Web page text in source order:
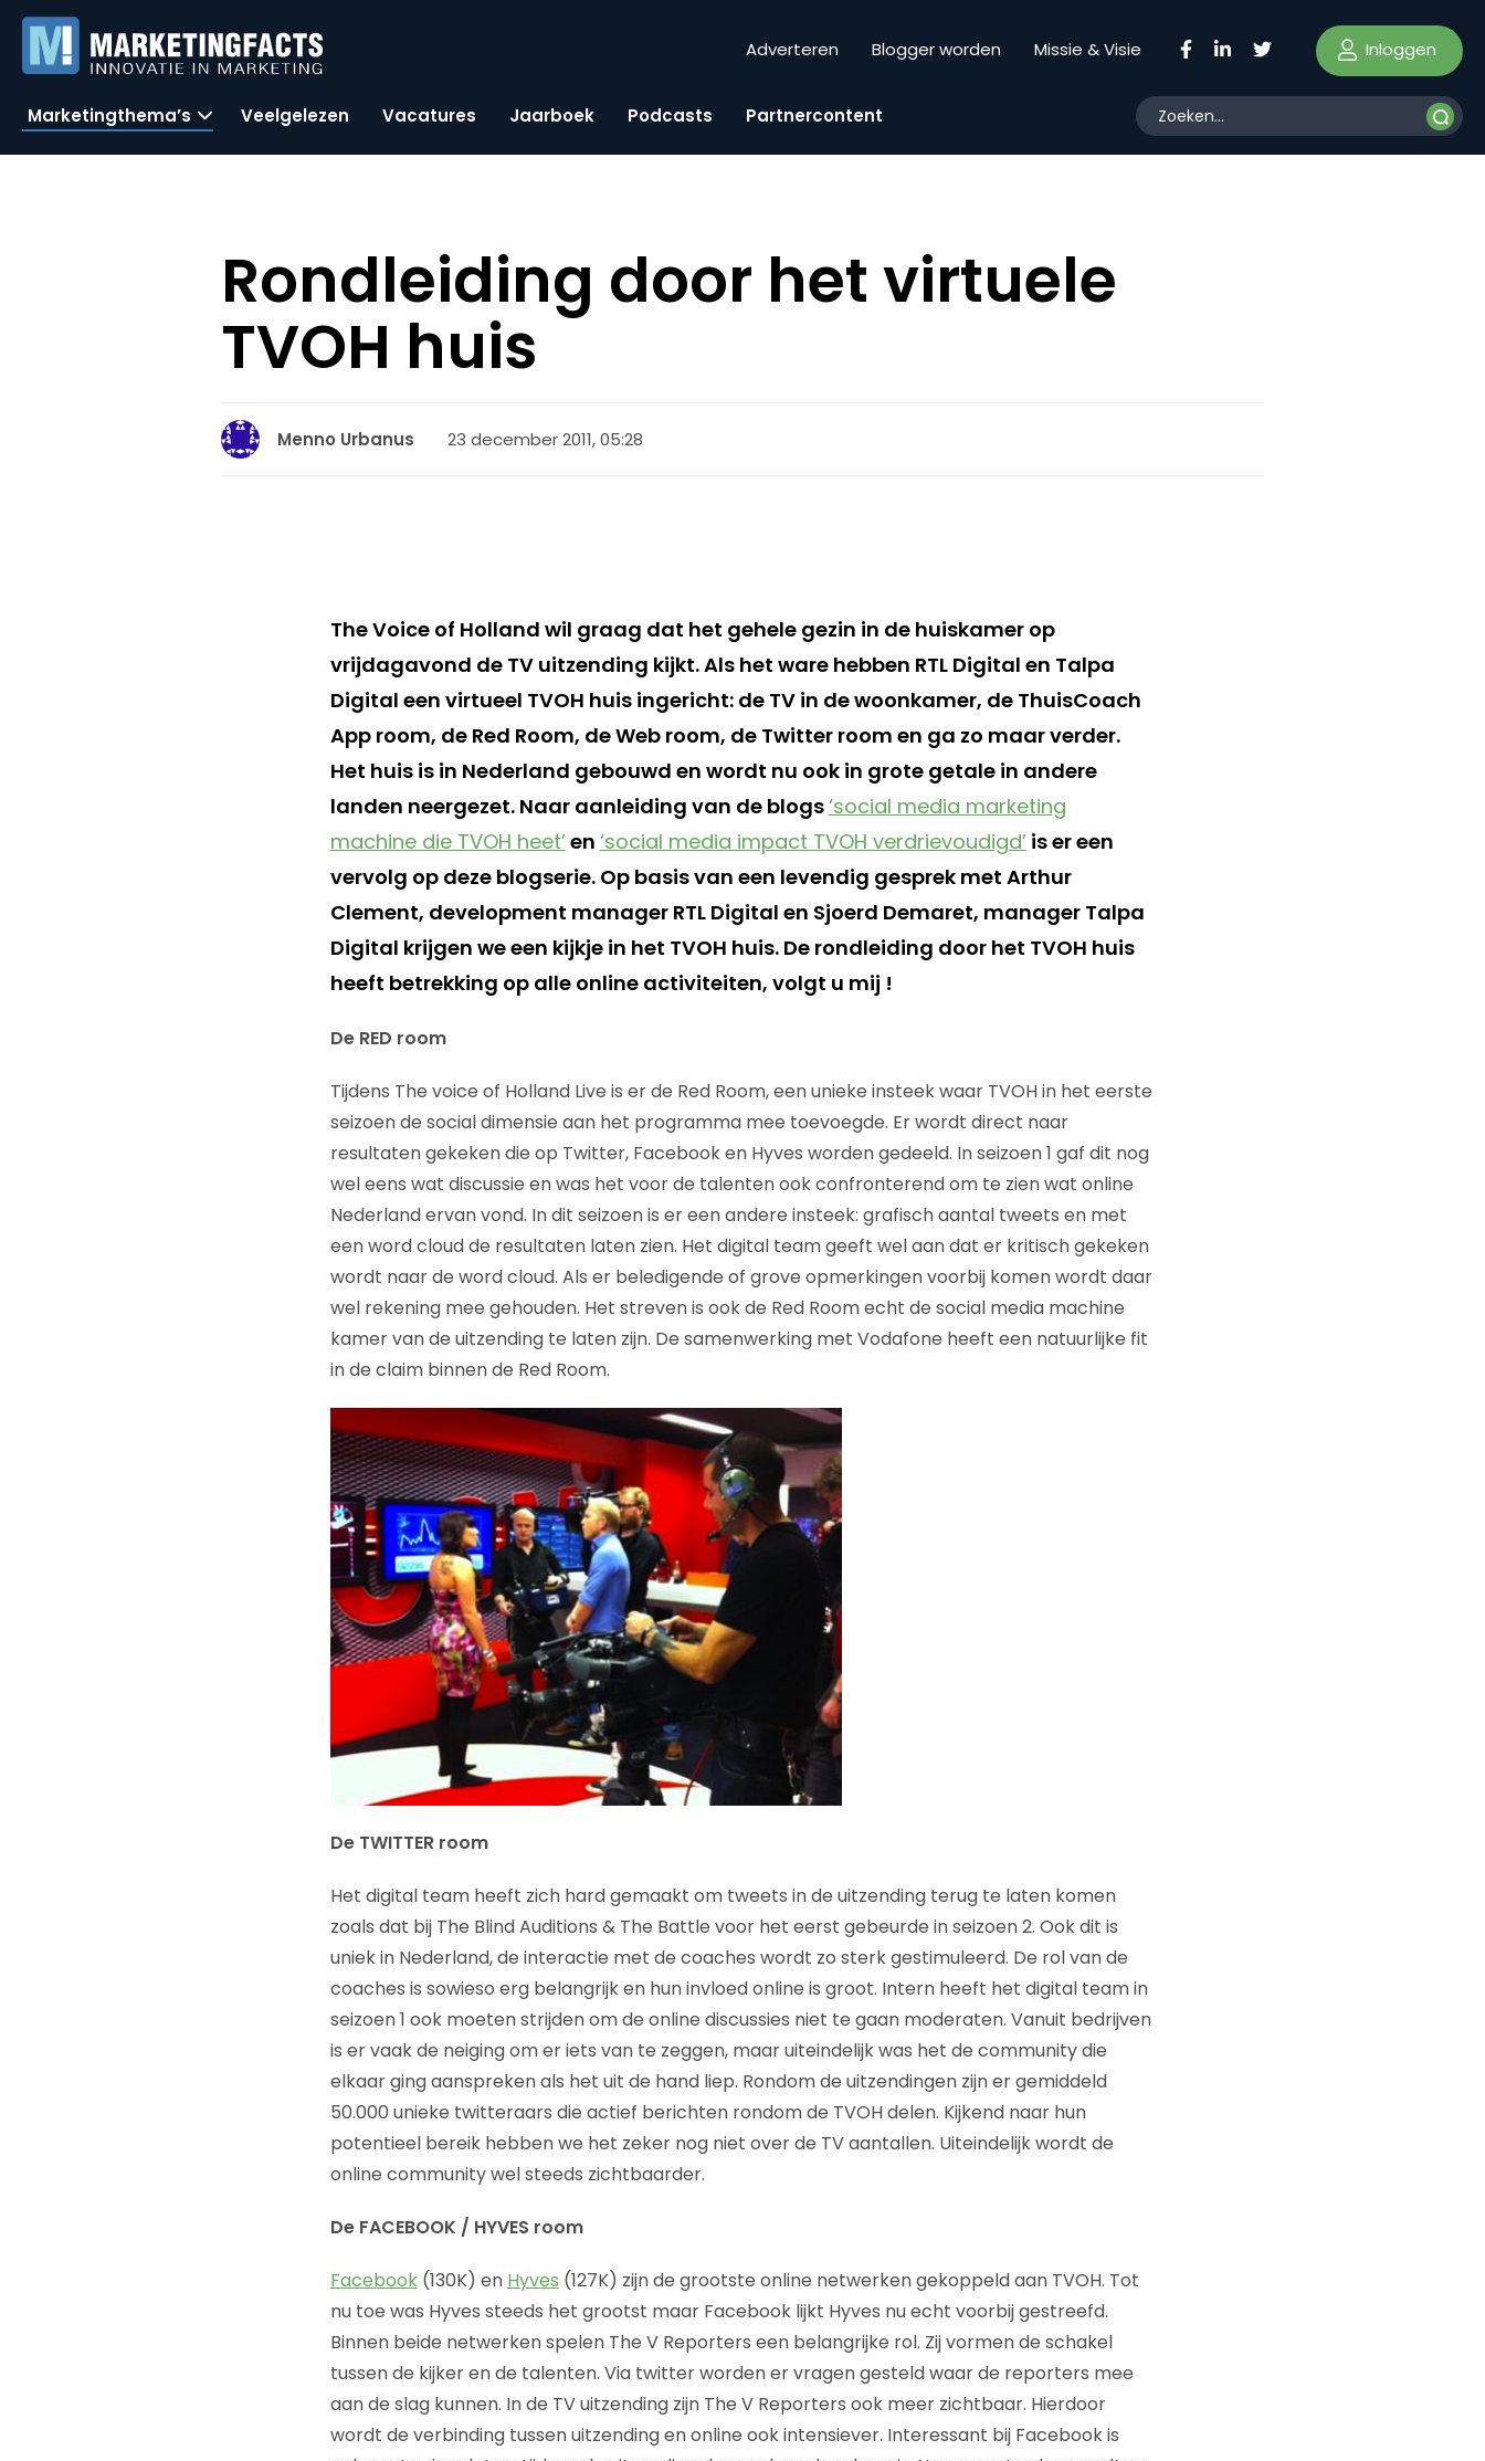
Adverteren Blogger worden Missie & Visie Inloggen
Marketingthema’s Veelgelezen Vacatures Jaarboek Podcasts Partnercontent
Rondleiding door het virtuele
TVOH huis
Menno Urbanus 23 december 2011, 05:28
The Voice of Holland wil graag dat het gehele gezin in de huiskamer op
vrijdagavond de TV uitzending kijkt. Als het ware hebben RTL Digital en Talpa
Digital een virtueel TVOH huis ingericht: de TV in de woonkamer, de ThuisCoach
App room, de Red Room, de Web room, de Twitter room en ga zo maar verder.
Het huis is in Nederland gebouwd en wordt nu ook in grote getale in andere
landen neergezet. Naar aanleiding van de blogs‘social media marketing
machine die TVOH heet’en ‘social media impact TVOH verdrievoudigd’is er een
vervolg op deze blogserie. Op basis van een levendig gesprek met Arthur
Clement, development manager RTL Digital en Sjoerd Demaret, manager Talpa
Digital krijgen we een kijkje in het TVOH huis. De rondleiding door het TVOH huis
heeft betrekking op alle online activiteiten, volgt u mij !
De RED room
Tijdens The voice of Holland Live is er de Red Room, een unieke insteek waar TVOH in het eerste
seizoen de social dimensie aan het programma mee toevoegde. Er wordt direct naar
resultaten gekeken die op Twitter, Facebook en Hyves worden gedeeld. In seizoen 1 gaf dit nog
wel eens wat discussie en was het voor de talenten ook confronterend om te zien wat online
Nederland ervan vond. In dit seizoen is er een andere insteek: grafisch aantal tweets en met
een word cloud de resultaten laten zien. Het digital team geeft wel aan dat er kritisch gekeken
wordt naar de word cloud. Als er beledigende of grove opmerkingen voorbij komen wordt daar
wel rekening mee gehouden. Het streven is ook de Red Room echt de social media machine
kamer van de uitzending te laten zijn. De samenwerking met Vodafone heeft een natuurlijke fit
in de claim binnen de Red Room.
De TWITTER room
Het digital team heeft zich hard gemaakt om tweets in de uitzending terug te laten komen
zoals dat bij The Blind Auditions & The Battle voor het eerst gebeurde in seizoen 2. Ook dit is
uniek in Nederland, de interactie met de coaches wordt zo sterk gestimuleerd. De rol van de
coaches is sowieso erg belangrijk en hun invloed online is groot. Intern heeft het digital team in
seizoen 1 ook moeten strijden om de online discussies niet te gaan moderaten. Vanuit bedrijven
is er vaak de neiging om er iets van te zeggen, maar uiteindelijk was het de community die
elkaar ging aanspreken als het uit de hand liep. Rondom de uitzendingen zijn er gemiddeld
50.000 unieke twitteraars die actief berichten rondom de TVOH delen. Kijkend naar hun
potentieel bereik hebben we het zeker nog niet over de TV aantallen. Uiteindelijk wordt de
online community wel steeds zichtbaarder.
De FACEBOOK / HYVES room
Facebook(130K) en Hyves (127K) zijn de grootste online netwerken gekoppeld aan TVOH. Tot
nu toe was Hyves steeds het grootst maar Facebook lijkt Hyves nu echt voorbij gestreefd.
Binnen beide netwerken spelen The V Reporters een belangrijke rol. Zij vormen de schakel
tussen de kijker en de talenten. Via twitter worden er vragen gesteld waar de reporters mee
aan de slag kunnen. In de TV uitzending zijn The V Reporters ook meer zichtbaar. Hierdoor
wordt de verbinding tussen uitzending en online ook intensiever. Interessant bij Facebook is